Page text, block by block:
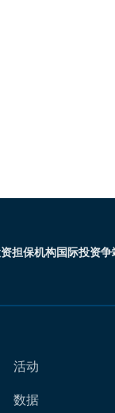
担保机构国际投资
活动
数据